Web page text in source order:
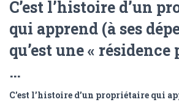
C’est l’histoire d’un
qui apprend (à ses
qu’est une «
…
C’est l’histoire d’un propriétaire qui